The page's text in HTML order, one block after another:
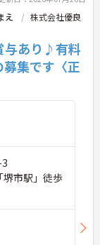
え
株式会社優良
与あり♪有料
集です〈正
堺市駅」徒歩